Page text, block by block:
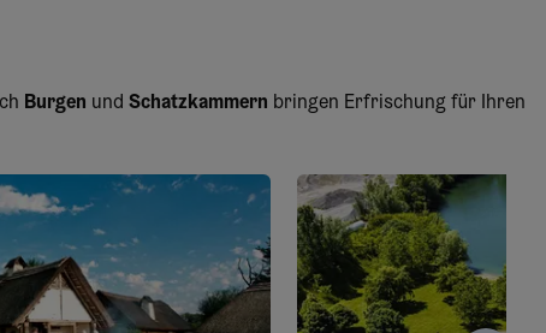
Burgen und Schatzkammern bringen Erfrischung für Ihren